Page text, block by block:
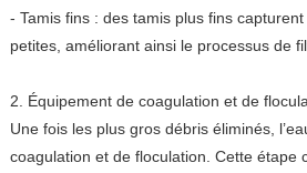
- Tamis fins : des tamis plus fins
petites, améliorant ainsi le processus de
2. Équipement de coagulation et de
Une fois les plus gros débris éliminés,
coagulation et de floculation. Cette étape